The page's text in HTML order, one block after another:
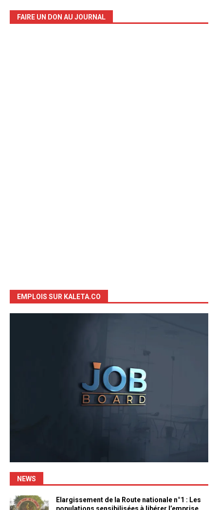
FAIRE UN DON AU JOURNAL
EMPLOIS SUR KALETA.CO
NEWS
Elargissement de la Route nationale n°1 : Les
populations sensibilisées à libérer l’emprise